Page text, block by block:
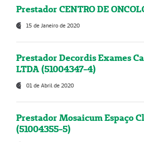
Prestador CENTRO DE
15 de Janeiro de 2020
Prestador Decordis Exames
LTDA (51004347-4)
01 de Abril de 2020
Prestador Mosaicum Espaço
(51004355-5)